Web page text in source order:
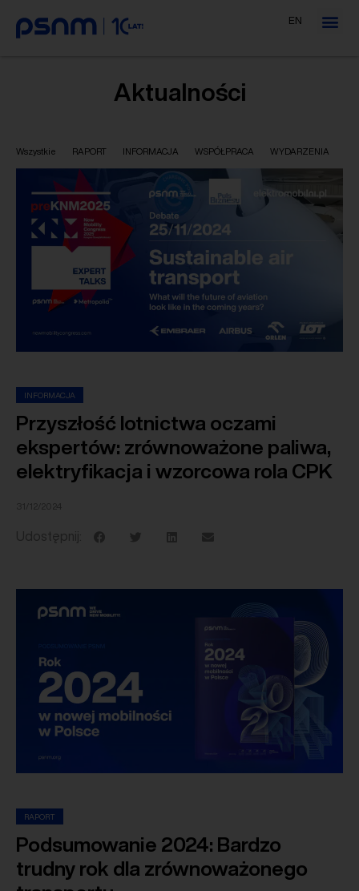
EN
Aktualności
Wszystkie RAPORT INFORMACJA WSPÓŁPRACA WYDARZENIA
INFORMACJA
Przyszłość lotnictwa oczami
ekspertów: zrównoważone paliwa,
elektryfikacja i wzorcowa rola CPK
31/12/2024
Udostępnij:
RAPORT
Podsumowanie 2024: Bardzo
trudny rok dla zrównoważonego